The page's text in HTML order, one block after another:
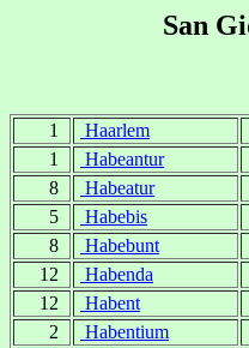
San
1 Haarlem
1
Habeantur
8
Habeatur
5
Habebis
8
Habebunt
12
Habenda
12
Habent
2
Habentium